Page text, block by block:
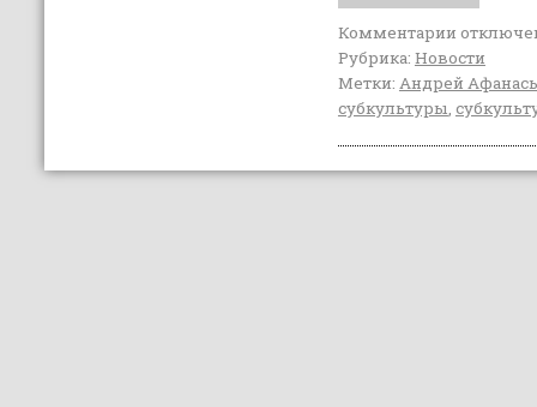
Комментарии
Рубрика: Новости
Метки: Андрей
субкультуры,